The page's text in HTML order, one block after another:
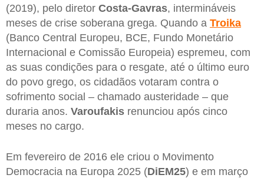
(2019), pelo diretor Costa-Gavras, intermináveis ​​
meses de crise soberana grega. Quando a Troika
(Banco Central Europeu, BCE, Fundo Monetário
Internacional e Comissão Europeia) espremeu, com
as suas condições para o resgate, até o último euro
do povo grego, os cidadãos votaram contra o
sofrimento social – chamado austeridade – que
duraria anos. Varoufakis renunciou após cinco
meses no cargo.
Em fevereiro de 2016 ele criou o Movimento
Democracia na Europa 2025 (DiEM25) e em março